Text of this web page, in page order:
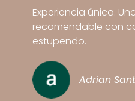
Experiencia única.
recomendable con
estupendo.
Adrian